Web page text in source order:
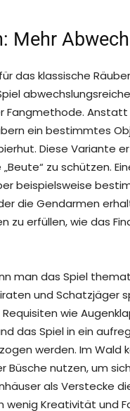
Mehr
das klassische
Fangmethode.
ein bestimmtes
Diese Variante
zu schützen.
beispielsweise
die Gendarmen
zu erfüllen, wie das
man das Spiel
und Schatzjäger
wie
das Spiel in ein
werden. Im Wald
Büsche nutzen, um
als Verstecke
wenig Kreativität und